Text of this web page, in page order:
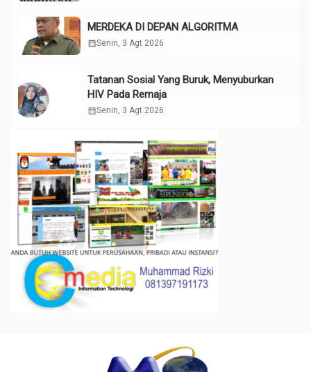
MERDEKA DI DEPAN ALGORITMA
calendar_monthSenin, 3 Agt 2026
Tatanan Sosial Yang Buruk, Menyuburkan
HIV Pada Remaja
calendar_monthSenin, 3 Agt 2026